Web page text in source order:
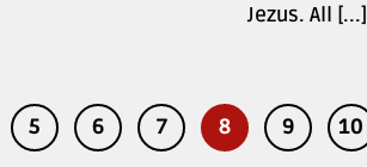
Jezus. All [...]
5 6 7 8 9 10